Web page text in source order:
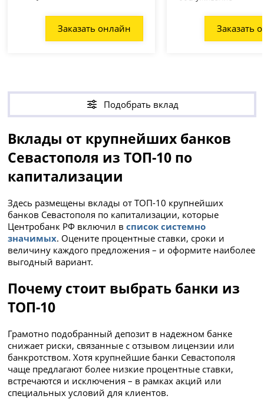
Заказать онлайн Заказать
Подобрать вклад
Вклады от крупнейших банков
Севастополя из ТОП-10 по
капитализации
Здесь размещены вклады от ТОП-10 крупнейших
банков Севастополя по капитализации, которые
Центробанк РФ включил всписок системно
значимых. Оцените процентные ставки, сроки и
величину каждого предложения – и оформите наиболее
выгодный вариант.
Почему стоит выбрать банки из
ТОП-10
Грамотно подобранный депозит в надежном банке
снижает риски, связанные с отзывом лицензии или
банкротством. Хотя крупнейшие банки Севастополя
чаще предлагают более низкие процентные ставки,
встречаются и исключения – в рамках акций или
специальных условий для клиентов.